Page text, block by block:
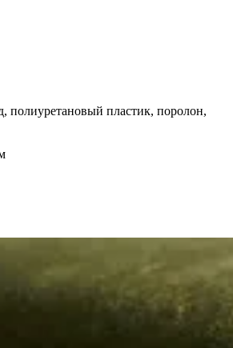
, полиуретановый пластик, поролон,